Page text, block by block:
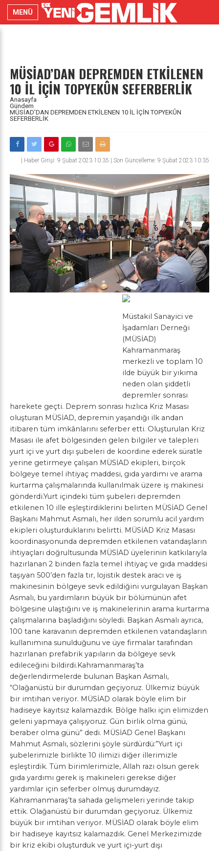
MENÜ
MÜSİAD’DAN DEPREMDEN ETKİLENEN
10 İL İÇİN TOPYEKÛN SEFERBERLİK
Anasayfa
Gündem
MÜSİAD’DAN DEPREMDEN ETKİLENEN 10 İL İÇİN TOPYEKÛN
SEFERBERLİK
Haber Girişi: 9 Şubat 2023 10:35 | Son Güncelleme: 9 Şubat 2023 10:35
Müstakil Sanayici ve
İşadamları Derneği
(MÜSİAD)
Kahramanmaraş
merkezli ve toplam 10
ilde büyük bir yıkıma
neden olan şiddetli
depremler sonrası
harekete geçti. Deprem sonrası hızlıca Kriz Masası
oluşturan MÜSİAD, depremin yaşandığı ilk andan
itibaren tüm imkânlarını seferber etti. Oluşturulan Kriz
Masası ile afet bölgesinden gelen bilgiler ve talepleri
yurt içi ve yurt dışı şubeleri de koordine ederek süratle
yerine getirmeye çalışan MÜSİAD ekipleri, birçok
bölgeye temel ihtiyaç maddesi, gıda yardımı ve arama
kurtarma çalışmalarında kullanılmak üzere iş makinesi
gönderdi.Yurt içindeki tüm şubeleri depremden
etkilenen 10 ille eşleştirdiklerini belirten MÜSİAD Genel
Başkanı Mahmut Asmalı, her ilden sorumlu acil yardım
ekipleri oluşturduklarını belirtti. MÜSİAD Kriz Masası
koordinasyonunda depremden etkilenen vatandaşların
ihtiyaçları doğrultusunda MÜSİAD üyelerinin katkılarıyla
hazırlanan 2 binden fazla temel ihtiyaç ve gıda maddesi
taşıyan 500’den fazla tır, lojistik destek aracı ve iş
makinesinin bölgeye sevk edildiğini vurgulayan Başkan
Asmalı, bu yardımların büyük bir bölümünün afet
bölgesine ulaştığını ve iş makinelerinin arama kurtarma
çalışmalarına başladığını söyledi. Başkan Asmalı ayrıca,
100 tane karavanın depremden etkilenen vatandaşların
kullanımına sunulduğunu ve üye firmalar tarafından
hazırlanan prefabrik yapıların da bölgeye sevk
edileceğini bildirdi.Kahramanmaraş’ta
değerlendirmelerde bulunan Başkan Asmalı,
“Olağanüstü bir durumdan geçiyoruz. Ülkemiz büyük
bir imtihan veriyor. MÜSİAD olarak böyle elim bir
hadiseye kayıtsız kalamazdık. Bölge halkı için elimizden
geleni yapmaya çalışıyoruz. Gün birlik olma günü,
beraber olma günü” dedi. MÜSİAD Genel Başkanı
Mahmut Asmalı, sözlerini şöyle sürdürdü:”Yurt içi
şubelerimizle birlikte 10 ilimizi diğer illerimizle
eşleştirdik. Tüm birimlerimizle, Allah razı olsun gerek
gıda yardımı gerek iş makineleri gerekse diğer
yardımlar için seferber olmuş durumdayız.
Kahramanmaraş’ta sahada gelişmeleri yerinde takip
ettik. Olağanüstü bir durumdan geçiyoruz. Ülkemiz
büyük bir imtihan veriyor. MÜSİAD olarak böyle elim
bir hadiseye kayıtsız kalamazdık. Genel Merkezimizde
bir kriz ekibi oluşturduk ve yurt içi-yurt dışı